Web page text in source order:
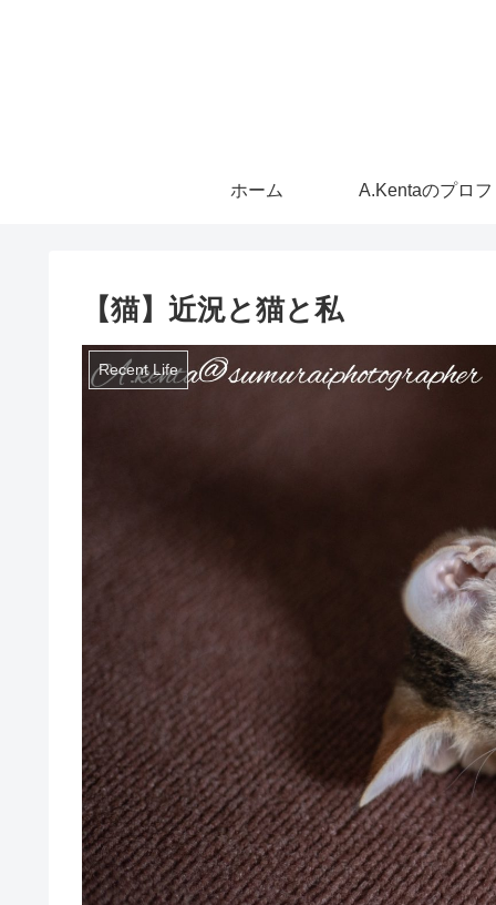
ホーム A.Kentaのプロ
【猫】近況と猫と私
Recent Life